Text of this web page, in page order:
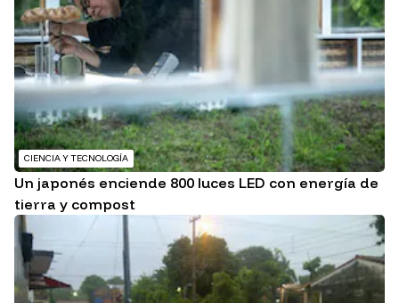
CIENCIA Y TECNOLOGÍA
Un japonés enciende 800 luces LED con energía de
tierra y compost